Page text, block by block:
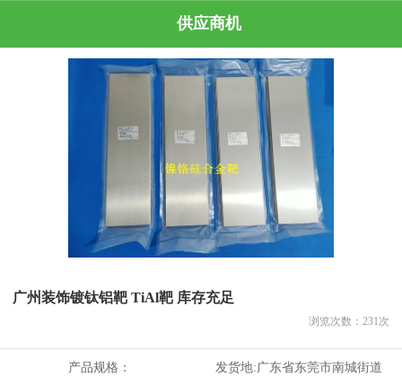
供应商机
广州装饰镀钛铝靶 TiAl靶 库存充足
浏览次数： 231 次
产品规格： 发货地:广东省东莞市南城街道